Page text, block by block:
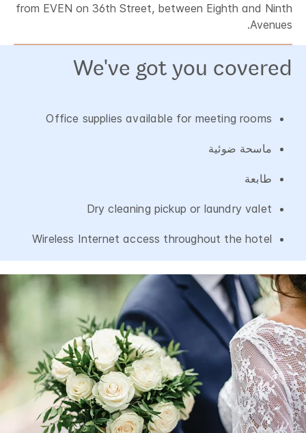
from EVEN on 36th Street, between Eighth and Ninth
Avenues.
We've got you covered
Office supplies available for meeting rooms
ماسحة ضوئية
طابعة
Dry cleaning pickup or laundry valet
Wireless Internet access throughout the hotel